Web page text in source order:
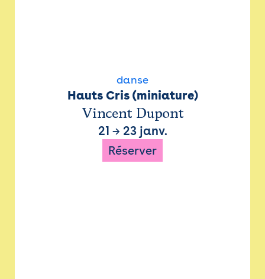
danse
Hauts Cris (miniature)
Vincent Dupont
21 → 23 janv.
Réserver